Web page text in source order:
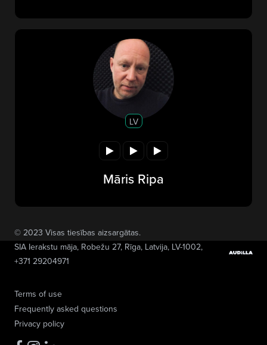
LV
Māris Ripa
Terms of use
Frequently asked questions
Privacy policy
© 2023 Visas tiesības aizsargātas.
SIA Ierakstu māja, Robežu 27, Rīga, Latvija, LV-1002,
+371 29204971